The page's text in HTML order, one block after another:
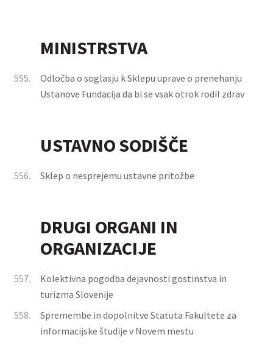
MINISTRSTVA
555.
Odločba o soglasju k Sklepu uprave o prenehanju
Ustanove Fundacija da bi se vsak otrok rodil zdrav
USTAVNO SODIŠČE
556. Sklep o nesprejemu ustavne pritožbe
DRUGI ORGANI IN
ORGANIZACIJE
557.
Kolektivna pogodba dejavnosti gostinstva in
turizma Slovenije
558.
Spremembe in dopolnitve Statuta Fakultete za
informacijske študije v Novem mestu